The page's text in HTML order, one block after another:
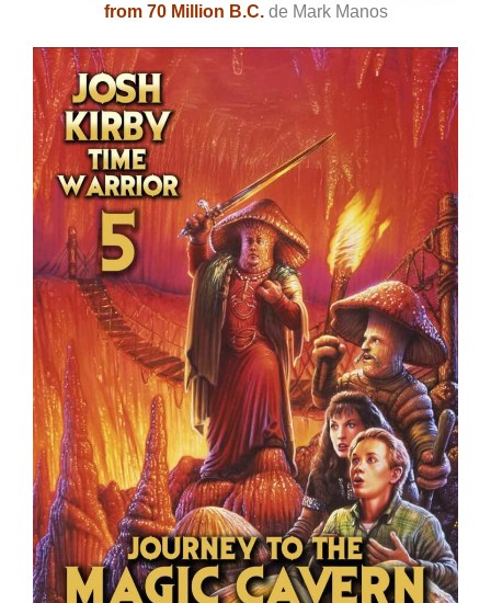
from 70 Million B.C.de Mark Manos